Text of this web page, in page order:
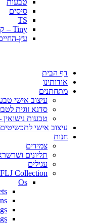
טבעות
סיסים
TS
Tiny – קטנטנים
עץ-
דף הבית
אודותינו
מתחתנים
עיצוב אישי
סדנא זוגית
טבעות
עיצוב אישי לתכשיטים
חנות
צמידים
תליונים
עגילים
FLJ Collection
Os